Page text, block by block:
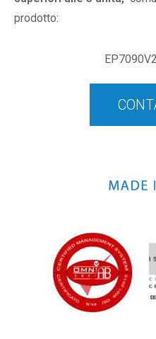
prodotto: